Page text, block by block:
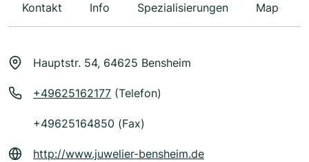
Kontakt Info Spezialisierungen Map
Hauptstr. 54, 64625 Bensheim
+49625162177 (Telefon)
+49625164850 (Fax)
http://www.juwelier-bensheim.de